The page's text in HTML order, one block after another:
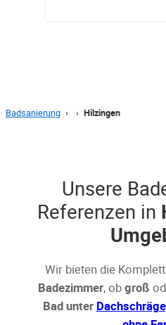
Badsanierung › › Hilzingen
Unsere
Referenzen in
Wir bieten die
Badezimmer, obgroß
Bad unter Dachschräge